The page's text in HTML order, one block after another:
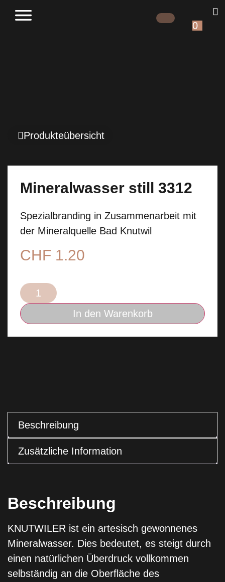
Produkteübersicht
Mineralwasser still 3312
Spezialbranding in Zusammenarbeit mit
der Mineralquelle Bad Knutwil
CHF 1.20
In den Warenkorb
Beschreibung
Zusätzliche Information
Beschreibung
KNUTWILER ist ein artesisch gewonnenes
Mineralwasser. Dies bedeutet, es steigt durch
einen natürlichen Überdruck vollkommen
selbständig an die Oberfläche des
0